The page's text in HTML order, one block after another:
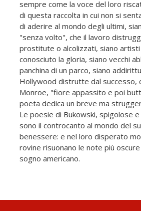
sempre come la voce del loro
di questa raccolta in cui non si
di aderire al mondo degli ultimi,
"senza volto", che il lavoro
prostitute o alcolizzati, siano
conosciuto la gloria, siano vecchi
panchina di un parco, siano
Hollywood distrutte dal successo,
Monroe, "fiore appassito e poi
poeta dedica un breve ma
Le poesie di Bukowski, spigolose
sono il controcanto al mondo del
benessere: e nel loro disperato
rovine risuonano le note più
sogno americano.